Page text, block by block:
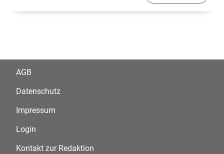
AGB
Datenschutz
Impressum
Login
Kontakt zur Redaktion